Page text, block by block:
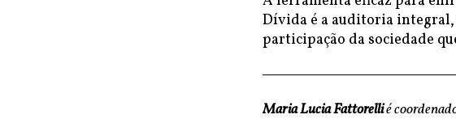
Dívida é a auditoria
participação da sociedade
Maria Lucia Fattorellié